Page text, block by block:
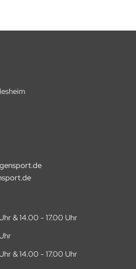
& 14.00 - 17.00 Uhr
& 14.00 - 17.00 Uhr